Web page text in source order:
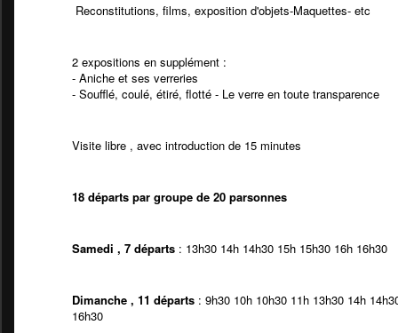
Reconstitutions, films, exposition d'objets-Maquettes- etc
2 expositions en supplément :
- Aniche et ses verreries
- Soufflé, coulé, étiré, flotté - Le verre en toute transparence
Visite libre , avec introduction de 15 minutes
18 départs par groupe de 20 parsonnes
Samedi , 7 départs : 13h30 14h 14h30 15h 15h30 16h 16h30
Dimanche , 11 départs : 9h30 10h 10h30 11h 13h30 14h
16h30